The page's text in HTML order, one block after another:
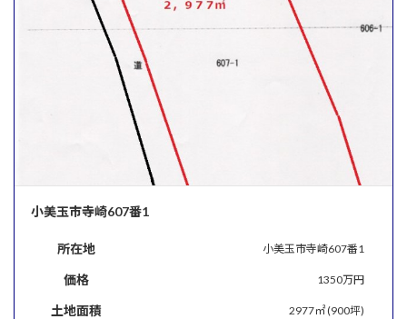
小美玉市寺崎607番1
所在地 小美玉市寺崎607番1
価格 1350万円
土地面積 2977㎡ (900坪)